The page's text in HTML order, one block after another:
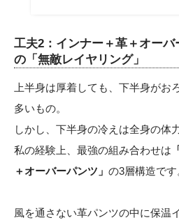
工夫2：インナー＋革＋オー
の「無敵レイヤリング」
上半身は厚着しても、下半身がお
多いもの。
しかし、下半身の冷えは全身の体
私の経験上、最強の組み合わせは
＋オーバーパンツ」 の3層構造です
風を通さない革パンツの中に保温